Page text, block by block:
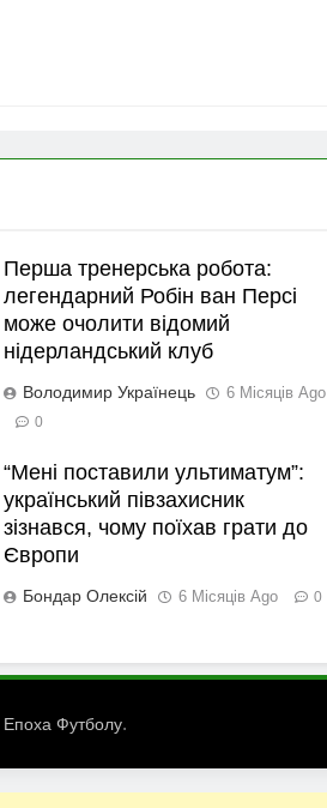
Перша тренерська робота:
легендарний Робін ван Персі
може очолити відомий
нідерландський клуб
Володимир Українець 6 Місяців Ago
0
“Мені поставили ультиматум”:
український півзахисник
зізнався, чому поїхав грати до
Європи
Бондар Олексій 6 Місяців Ago 0
Епоха Футболу.